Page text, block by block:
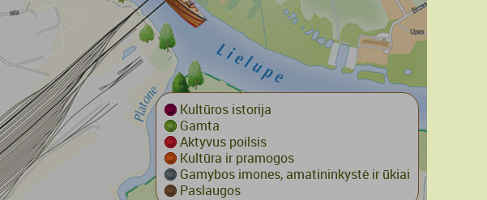
Kultūros istorija
Gamta
Aktyvus poilsis
Kultūra ir pramogos
Gamybos imones, amatininkystė ir ūkiai
Paslaugos